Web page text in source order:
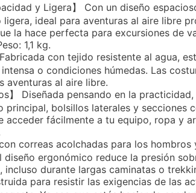
y Ligera】 Con un diseño
ideal para aventuras al aire libre
la hace perfecta para excursiones de
1,1 kg.
con tejido resistente al agua,
o condiciones húmedas. Las
aventuras al aire libre.
】 Diseñada pensando en la
bolsillos laterales y secciones
acceder fácilmente a tu equipo, ropa y
correas acolchadas para los
ergonómico reduce la presión
durante largas caminatas o
para resistir las exigencias de las